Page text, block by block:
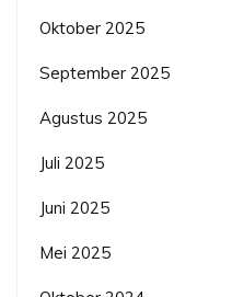
Oktober 2025
September 2025
Agustus 2025
Juli 2025
Juni 2025
Mei 2025